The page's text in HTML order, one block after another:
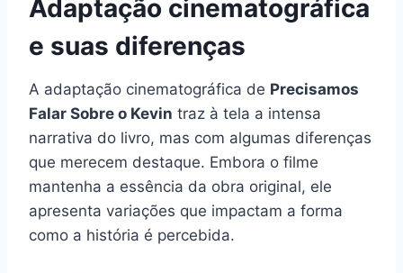
Adaptação cinematográfica
e suas diferenças
A adaptação cinematográfica de Precisamos
Falar Sobre o Kevin traz à tela a intensa
narrativa do livro, mas com algumas diferenças
que merecem destaque. Embora o filme
mantenha a essência da obra original, ele
apresenta variações que impactam a forma
como a história é percebida.